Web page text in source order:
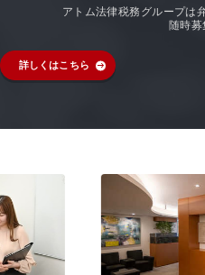
アトム法律税務グループは
随時募
詳しくはこちら